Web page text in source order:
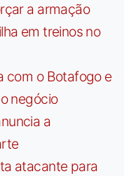
a armação
em treinos no
com o Botafogo e
negócio
a
atacante para